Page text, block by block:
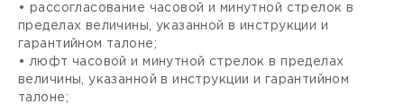
• рассогласование часовой и минутной стрелок в
пределах величины, указанной в инструкции и
гарантийном талоне;
• люфт часовой и минутной стрелок в пределах
величины, указанной в инструкции и гарантийном
талоне;